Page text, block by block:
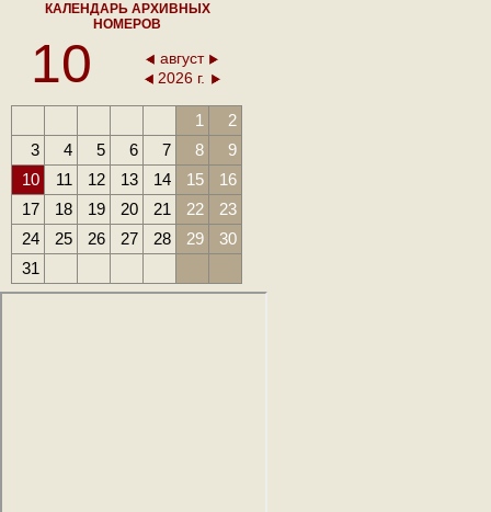
КАЛЕНДАРЬ АРХИВНЫХ
НОМЕРОВ
10
август
2026 г.
1
2
3
4 5 6 7 8
9
10
11 12 13 14 15
16
17
18 19 20 21 22
23
24
25 26 27 28 29
30
31